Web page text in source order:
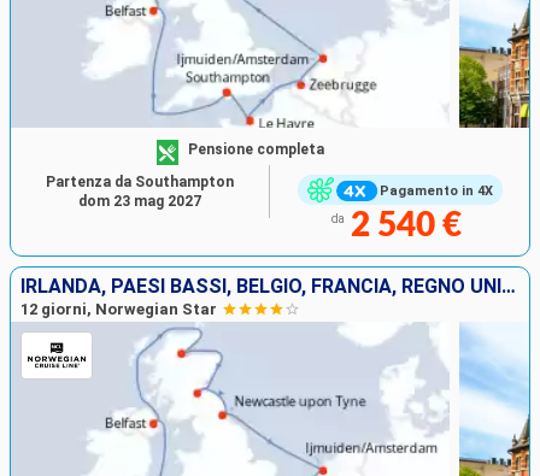
Pagamento in 4X
Pensione completa
da 2 540 €
Partenza da Southampton
dom 23 mag 2027
IRLANDA, PAESI BASSI, BELGIO, FRANCIA, REGNO UNITO
12 giorni, Norwegian Star